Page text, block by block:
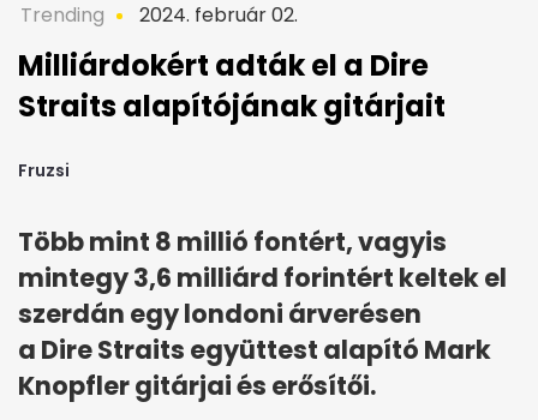
Trending 2024. február 02.
Milliárdokért adták el a Dire
Straits alapítójának gitárjait
Fruzsi
Több mint 8 millió fontért, vagyis
mintegy 3,6 milliárd forintért keltek el
szerdán egy londoni árverésen
a Dire Straits együttest alapító Mark
Knopfler gitárjai és erősítői.